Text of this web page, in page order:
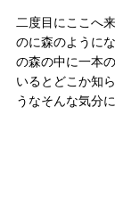
二度目にここへ
のに森のように
の森の中に一本
いるとどこか知
うなそんな気分に